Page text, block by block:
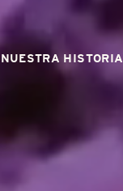
NUESTRA HISTORIA